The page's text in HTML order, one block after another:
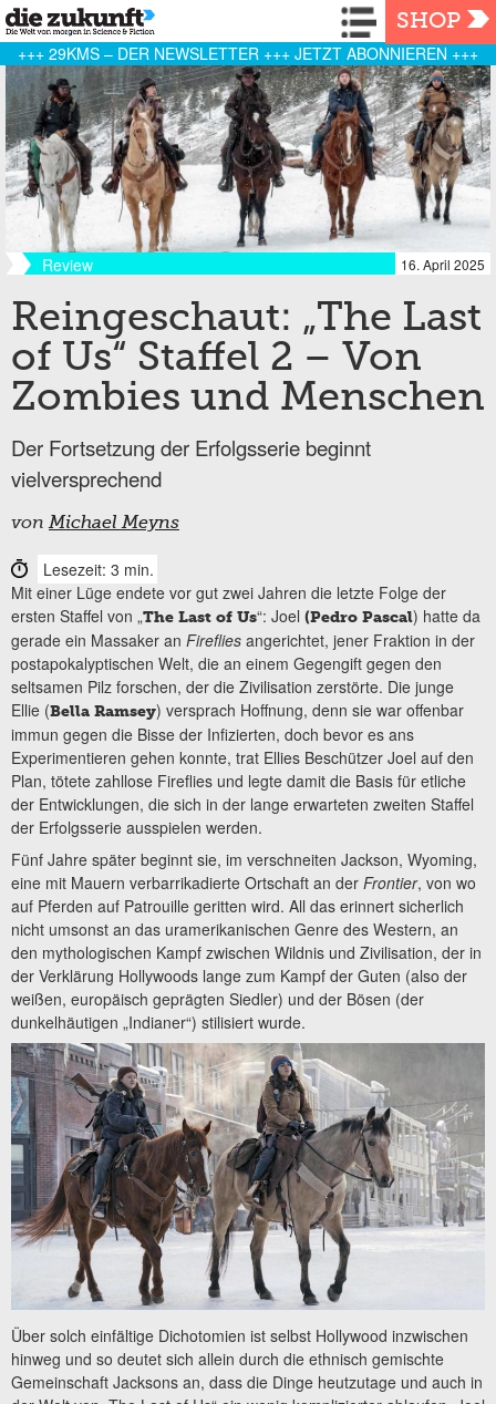
Navigation
SHOP
+++ 29KMS – DER NEWSLETTER +++ JETZT ABONNIEREN +++
Review 16. April 2025
Reingeschaut: „The Last
of Us“ Staffel 2 – Von
Zombies und Menschen
Der Fortsetzung der Erfolgsserie beginnt
vielversprechend
vonMichael Meyns
Lesezeit: 3 min.
Mit einer Lüge endete vor gut zwei Jahren die letzte Folge der
ersten Staffel von „The Last of Us“: Joel (Pedro Pascal) hatte da
gerade ein Massaker an Fireflies angerichtet, jener Fraktion in der
postapokalyptischen Welt, die an einem Gegengift gegen den
seltsamen Pilz forschen, der die Zivilisation zerstörte. Die junge
Ellie (Bella Ramsey) versprach Hoffnung, denn sie war offenbar
immun gegen die Bisse der Infizierten, doch bevor es ans
Experimentieren gehen konnte, trat Ellies Beschützer Joel auf den
Plan, tötete zahllose Fireflies und legte damit die Basis für etliche
der Entwicklungen, die sich in der lange erwarteten zweiten Staffel
der Erfolgsserie ausspielen werden.
Fünf Jahre später beginnt sie, im verschneiten Jackson, Wyoming,
eine mit Mauern verbarrikadierte Ortschaft an der Frontier, von wo
auf Pferden auf Patrouille geritten wird. All das erinnert sicherlich
nicht umsonst an das uramerikanischen Genre des Western, an
den mythologischen Kampf zwischen Wildnis und Zivilisation, der in
der Verklärung Hollywoods lange zum Kampf der Guten (also der
weißen, europäisch geprägten Siedler) und der Bösen (der
dunkelhäutigen „Indianer“) stilisiert wurde.
Über solch einfältige Dichotomien ist selbst Hollywood inzwischen
hinweg und so deutet sich allein durch die ethnisch gemischte
Gemeinschaft Jacksons an, dass die Dinge heutzutage und auch in